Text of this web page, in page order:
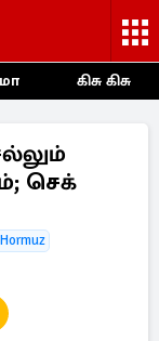
கிசு கிசு
செக்